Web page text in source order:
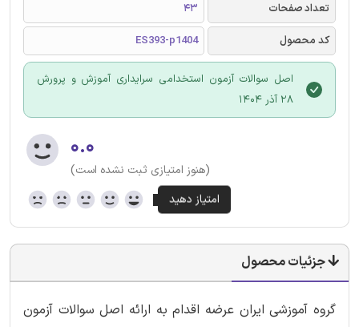
تعداد صفحات
43
کد محصول
ES393-p1404
اصل سوالات آزمون استخدامی سرایداری آموزش و پرورش
28 آذر 1404
۰.۰
(هنوز امتیازی ثبت نشده است)
جزئیات محصول
گروه آموزشی ایران عرضه اقدام به ارائه اصل سوالات آزمون